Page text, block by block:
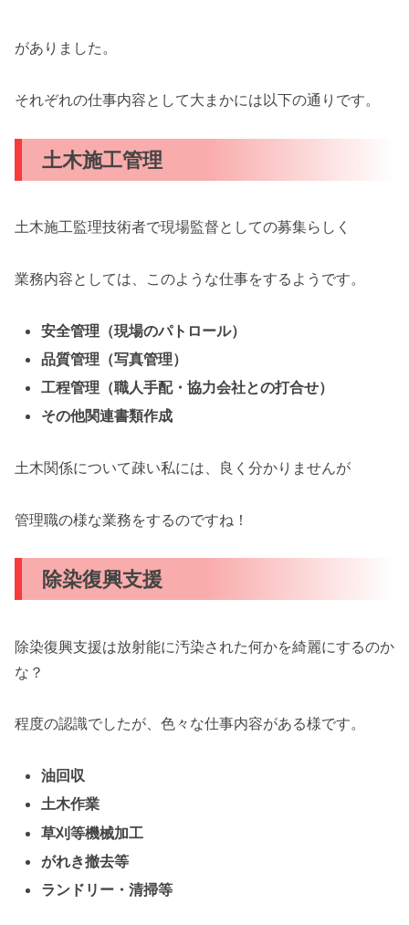
がありました。
それぞれの仕事内容として大まかには以下の通りです。
土木施工管理
土木施工監理技術者で現場監督としての募集らしく
業務内容としては、このような仕事をするようです。
安全管理（現場のパトロール）
品質管理（写真管理）
工程管理（職人手配・協力会社との打合せ）
その他関連書類作成
土木関係について疎い私には、良く分かりませんが
管理職の様な業務をするのですね！
除染復興支援
除染復興支援は放射能に汚染された何かを綺麗にするのか
な？
程度の認識でしたが、色々な仕事内容がある様です。
油回収
土木作業
草刈等機械加工
がれき撤去等
ランドリー・清掃等